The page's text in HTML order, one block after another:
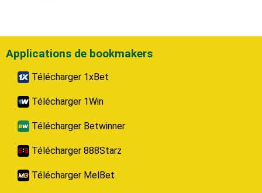
Applications de bookmakers
Télécharger 1xBet
Télécharger 1Win
Télécharger Betwinner
Télécharger 888Starz
Télécharger MelBet